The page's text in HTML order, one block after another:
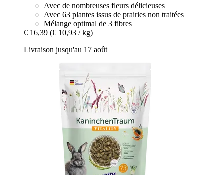
Avec de nombreuses fleurs délicieuses
Avec 63 plantes issus de prairies non traitées
Mélange optimal de 3 fibres
€ 16,39 (€ 10,93 / kg)
Livraison jusqu'au 17 août